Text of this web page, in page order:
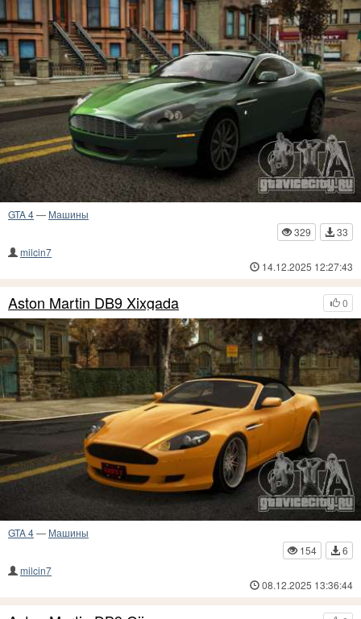
GTA 4— Машины
329
33
milcin7
14.12.2025 12:27:43
0
Aston Martin DB9 Xixgada
GTA 4— Машины
154
6
milcin7
08.12.2025 13:36:44